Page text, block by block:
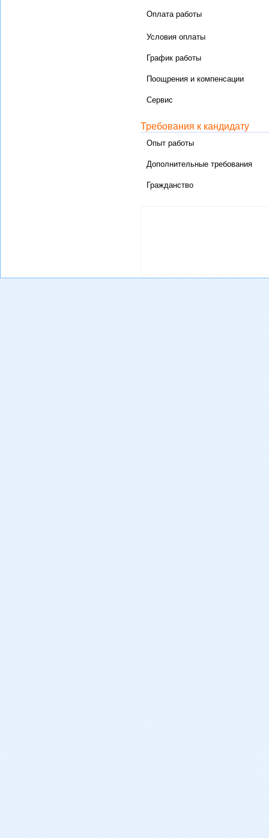
Оплата работы
Условия оплаты
График работы
Поощрения и компенсации
Сервис
Требования к кандидату
Опыт работы
Дополнительные требования
Гражданство